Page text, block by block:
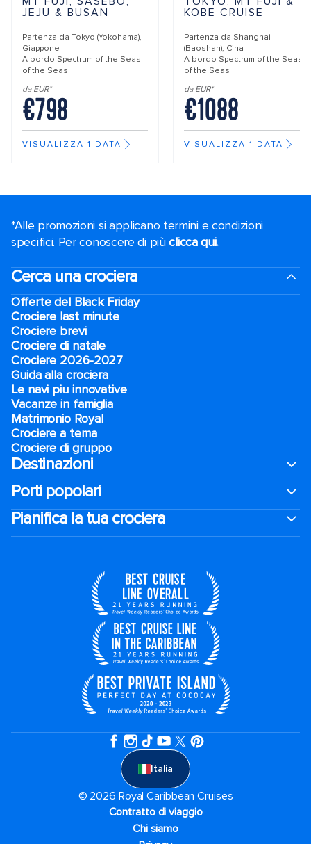
JEJU & BUSAN
Partenza da Tokyo (Yokohama),
Giappone
A bordo Spectrum of the Seas
of the Seas
da EUR*
€798
VISUALIZZA 1 DATA
KOBE CRUISE
Partenza da Shanghai
(Baoshan), Cina
A bordo Spectrum of the Seas
of the Seas
da EUR*
€1088
VISUALIZZA 1 DATA
*Alle promozioni si applicano termini e condizioni
specifici. Per conoscere di piùclicca qui..
Cerca una crociera
Offerte del Black Friday
Crociere last minute
Crociere brevi​
Crociere di natale​
Crociere 2026-2027
Guida alla crociera
Le navi piu innovative
Vacanze in famiglia
Matrimonio Royal
Crociere a tema
Crociere di gruppo
Destinazioni
Porti popolari
Pianifica la tua crociera
Italia
© 2026 Royal Caribbean Cruises
Contratto di viaggio
Chi siamo